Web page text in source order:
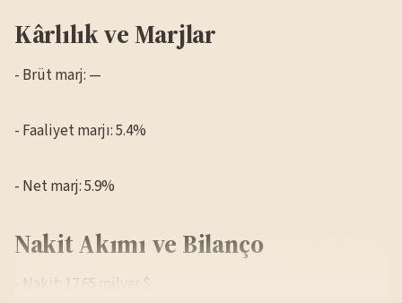
Kârlılık ve Marjlar
- Brüt marj: —
- Faaliyet marjı: 5.4%
- Net marj: 5.9%
Nakit Akımı ve Bilanço
- Nakit: 17.65 milyar $